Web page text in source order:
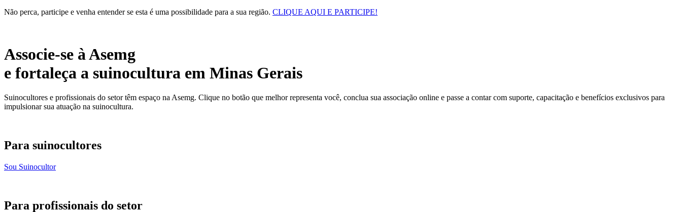
Não perca, participe e venha entender se esta é uma possibilidade para a sua região. CLIQUE AQUI E PARTICIPE!
Associe-se à Asemg
e fortaleça a suinocultura em Minas Gerais
Suinocultores e profissionais do setor têm espaço na Asemg. Clique no botão que melhor representa você, conclua sua associação online e passe a contar com suporte, capacitação e benefícios exclusivos para
impulsionar sua atuação na suinocultura.
Para suinocultores
Sou Suinocultor
Para profissionais do setor